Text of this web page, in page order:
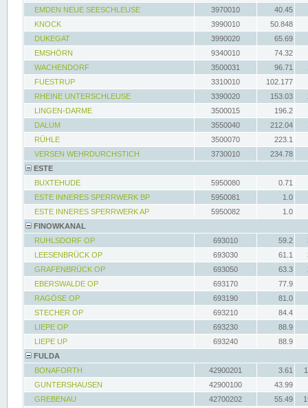
EMDEN NEUE SEESCHLEUSE
3970010
40.45
KNOCK
3990010
50.848
DUKEGAT
3990020
65.69
EMSHÖRN
9340010
74.32
WACHENDORF
3500031 96.71
FUESTRUP
3310010
102.177
RHEINE UNTERSCHLEUSE
3390020 153.03
LINGEN-DARME
3500015
196.2
DALUM
3550040 212.04
RÜHLE
3500070
223.1
VERSEN WEHRDURCHSTICH
3730010
234.78
ESTE
BUXTEHUDE
5950080
0.71
ESTE INNERES SPERRWERK BP
5950081
1.0
ESTE INNERES SPERRWERK AP
5950082
1.0
FINOWKANAL
RUHLSDORF OP
693010 59.2
LEESENBRÜCK OP
693030 61.1
GRAFENBRÜCK OP
693050 63.3
EBERSWALDE OP
693170
77.9
RAGÖSE OP
693190
81.0
STECHER OP
693210
84.4
LIEPE OP
693230
88.9
LIEPE UP
693240
88.9
FULDA
BONAFORTH
42900201 3.61
GUNTERSHAUSEN
42900100
43.99
GREBENAU
42700202 55.49